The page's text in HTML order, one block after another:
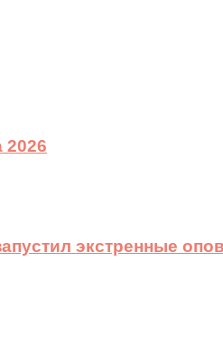
2026
экстренные